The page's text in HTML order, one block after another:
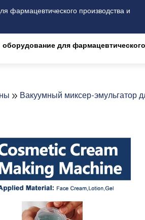
фармацевтического производства и
оборудование для
Вакуумный миксер-эмульгатор